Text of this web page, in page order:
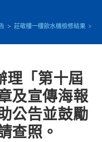
> 莊敬樓一樓飲水機檢修結果 >
理「第十屆
及宣傳海報
公告並鼓勵
查照。